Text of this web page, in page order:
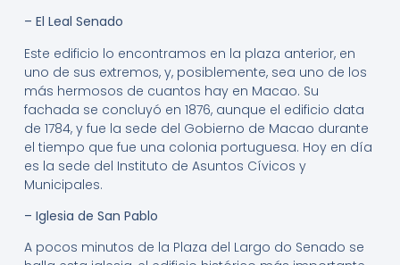
– El Leal Senado
Este edificio lo encontramos en la plaza anterior, en
uno de sus extremos, y, posiblemente, sea uno de los
más hermosos de cuantos hay en Macao. Su
fachada se concluyó en 1876, aunque el edificio data
de 1784, y fue la sede del Gobierno de Macao durante
el tiempo que fue una colonia portuguesa. Hoy en día
es la sede del Instituto de Asuntos Cívicos y
Municipales.
– Iglesia de San Pablo
A pocos minutos de la Plaza del Largo do Senado se